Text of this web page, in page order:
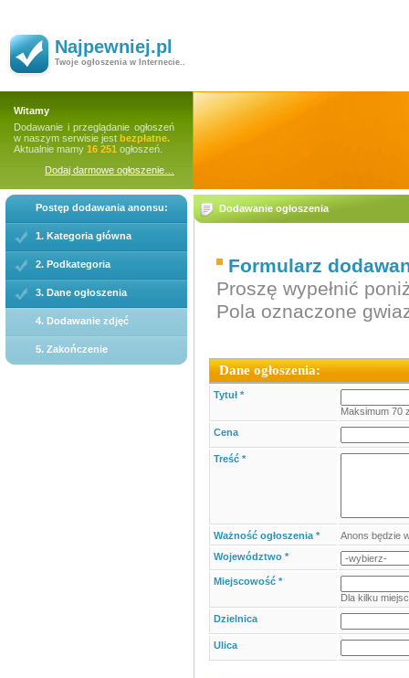
Najpewniej.pl
Twoje ogłoszenia w Internecie..
Witamy
Dodawanie i przeglądanie ogłoszeń
w naszym serwisie jest bezpłatne.
Aktualnie mamy 16 251 ogłoszeń.
Dodaj darmowe ogłoszenie…
Postęp dodawania anonsu:
1. Kategoria główna
2. Podkategoria
3. Dane ogłoszenia
4. Dodawanie zdjęć
5. Zakończenie
Dodawanie ogłoszenia
Formularz
Proszę wypełnić
Pola oznaczone
Dane ogłoszenia:
Tytuł *
Maksimum 70
Cena
Treść *
Ważność ogłoszenia *
Anons będzie
Województwo *
Miejscowość *
Dla kilku
Dzielnica
Ulica